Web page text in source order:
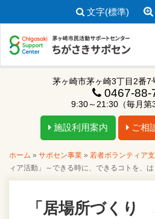
文字(標準)
茅ヶ崎市茅ヶ崎3丁目2番7
0467-88-
9:30～21:30（毎月第
施設利用案内 ご相
ホーム » サポセン事業 » 若者ボランティア
ィア活動」～できる時に、できるコトを、は
「居場所づくり